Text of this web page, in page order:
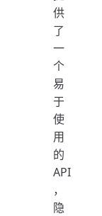
供
了
一
个
易
于
使
用
的
API
，
隐